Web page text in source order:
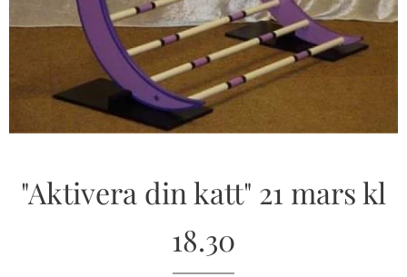
"Aktivera din katt" 21 mars kl
18.30